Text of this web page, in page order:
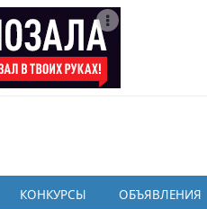
КОНКУРСЫ ОБЪЯВЛЕНИЯ